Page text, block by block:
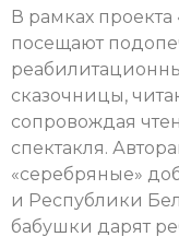
В рамках
посещают
сказочницы,
сопровождая
спектакля.
«серебряные»
и Республики
бабушки дарят